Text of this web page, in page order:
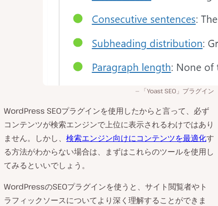
「Yoast SEO」プラグイン
WordPress SEOプラグインを使用したからと言って、必ず
コンテンツが検索エンジンで上位に表示されるわけではあり
ません。しかし、 検索エンジン向けにコンテンツを最適化す
る方法がわからない場合は、まずはこれらのツールを使用し
てみるといいでしょう。
WordPressのSEOプラグインを使うと、サイト閲覧者やト
ラフィックソースについてより深く理解することができま